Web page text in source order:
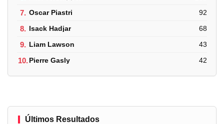
7. Oscar Piastri 92
8. Isack Hadjar 68
9. Liam Lawson 43
10.Pierre Gasly 42
Últimos Resultados